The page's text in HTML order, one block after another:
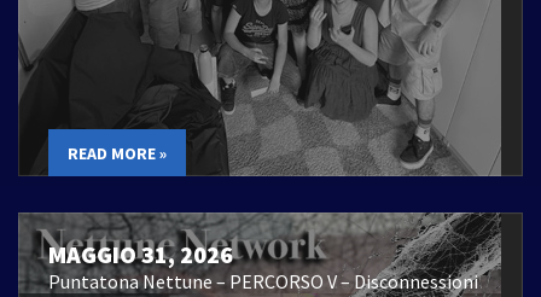
READ MORE »
MAGGIO 31, 2026
Puntatona Nettune – PERCORSO V – Disconnessioni